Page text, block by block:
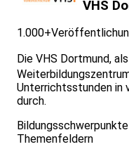
VHS
1.000+
Die VHS Dortmund, als
Unterrichtsstunden in
durch.
Themenfeldern